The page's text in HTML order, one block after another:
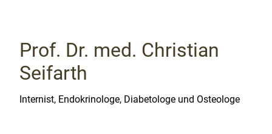
Prof. Dr. med. Christian
Seifarth
Internist, Endokrinologe, Diabetologe und Osteologe